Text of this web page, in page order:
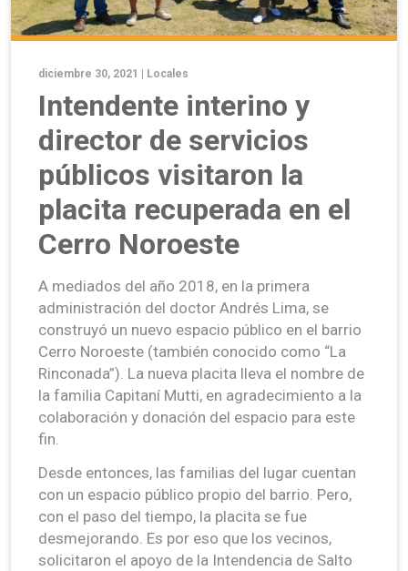
diciembre 30, 2021 | Locales
Intendente interino y
director de servicios
públicos visitaron la
placita recuperada en el
Cerro Noroeste
A mediados del año 2018, en la primera
administración del doctor Andrés Lima, se
construyó un nuevo espacio público en el barrio
Cerro Noroeste (también conocido como “La
Rinconada”). La nueva placita lleva el nombre de
la familia Capitaní Mutti, en agradecimiento a la
colaboración y donación del espacio para este
fin.
Desde entonces, las familias del lugar cuentan
con un espacio público propio del barrio. Pero,
con el paso del tiempo, la placita se fue
desmejorando. Es por eso que los vecinos,
solicitaron el apoyo de la Intendencia de Salto